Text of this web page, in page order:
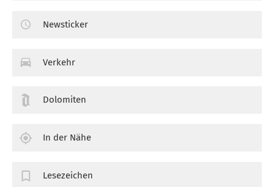
Newsticker
Verkehr
Dolomiten
In der Nähe
Lesezeichen